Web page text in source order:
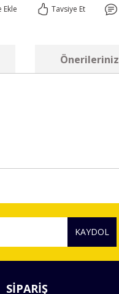
Tavsiye Et
Önerileriniz
KAYDOL
SİPARİŞ